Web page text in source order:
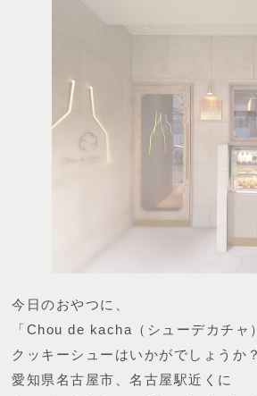
今日のおやつに、
「Chou de kacha（シューデカチャ
クッキーシューはいかがでしょうか？
愛知県名古屋市、名古屋駅近くに